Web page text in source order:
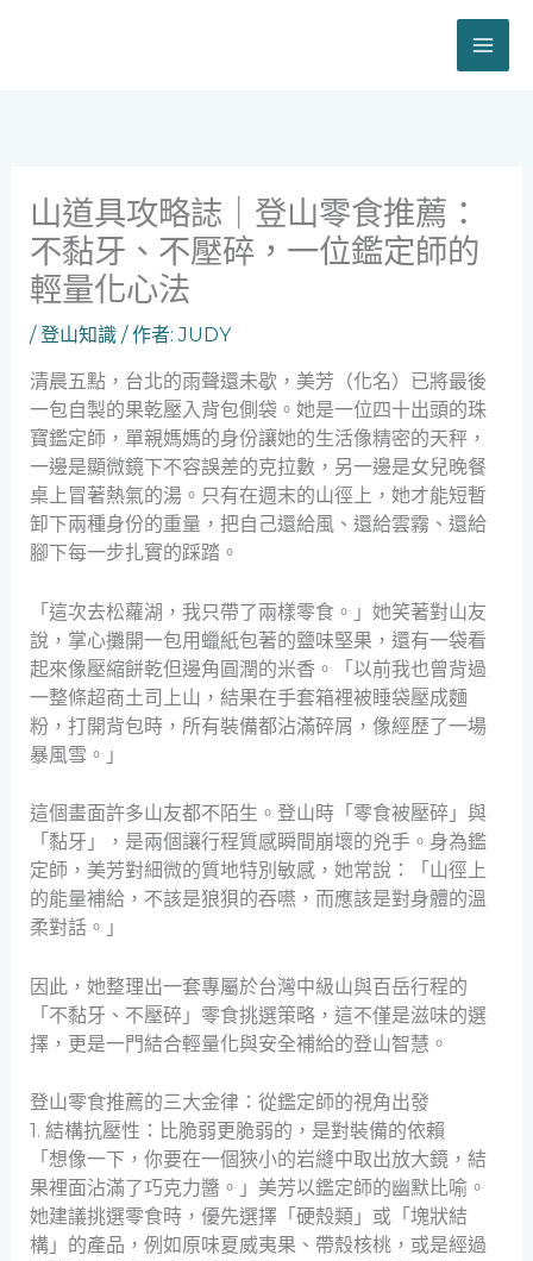
山道具攻略誌｜登山零食推薦：
不黏牙、不壓碎，一位鑑定師的
輕量化心法
/登山知識/ 作者:JUDY
清晨五點，台北的雨聲還未歇，美芳（化名）已將最後
一包自製的果乾壓入背包側袋。她是一位四十出頭的珠
寶鑑定師，單親媽媽的身份讓她的生活像精密的天秤，
一邊是顯微鏡下不容誤差的克拉數，另一邊是女兒晚餐
桌上冒著熱氣的湯。只有在週末的山徑上，她才能短暫
卸下兩種身份的重量，把自己還給風、還給雲霧、還給
腳下每一步扎實的踩踏。
「這次去松蘿湖，我只帶了兩樣零食。」她笑著對山友
說，掌心攤開一包用蠟紙包著的鹽味堅果，還有一袋看
起來像壓縮餅乾但邊角圓潤的米香。「以前我也曾背過
一整條超商土司上山，結果在手套箱裡被睡袋壓成麵
粉，打開背包時，所有裝備都沾滿碎屑，像經歷了一場
暴風雪。」
這個畫面許多山友都不陌生。登山時「零食被壓碎」與
「黏牙」，是兩個讓行程質感瞬間崩壞的兇手。身為鑑
定師，美芳對細微的質地特別敏感，她常說：「山徑上
的能量補給，不該是狼狽的吞嚥，而應該是對身體的溫
柔對話。」
因此，她整理出一套專屬於台灣中級山與百岳行程的
「不黏牙、不壓碎」零食挑選策略，這不僅是滋味的選
擇，更是一門結合輕量化與安全補給的登山智慧。
登山零食推薦的三大金律：從鑑定師的視角出發
1. 結構抗壓性：比脆弱更脆弱的，是對裝備的依賴
「想像一下，你要在一個狹小的岩縫中取出放大鏡，結
果裡面沾滿了巧克力醬。」美芳以鑑定師的幽默比喻。
她建議挑選零食時，優先選擇「硬殼類」或「塊狀結
構」的產品，例如原味夏威夷果、帶殼核桃，或是經過